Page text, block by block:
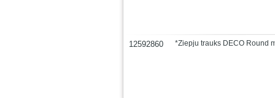
12592860 *Ziepju trauks DECO Round